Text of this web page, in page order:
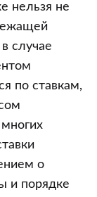
нельзя не
случае
по ставкам,
о
и порядке